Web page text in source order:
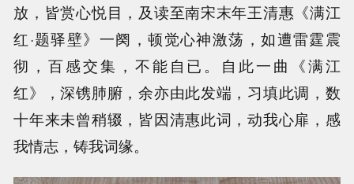
放，皆赏心悦目，及读至南宋末年王清惠《满江
红·题驿壁》一阕，顿觉心神激荡，如遭雷霆震
彻，百感交集，不能自已。自此一曲《满江
红》，深镌肺腑，余亦由此发端，习填此调，数
十年来未曾稍辍，皆因清惠此词，动我心扉，感
我情志，铸我词缘。